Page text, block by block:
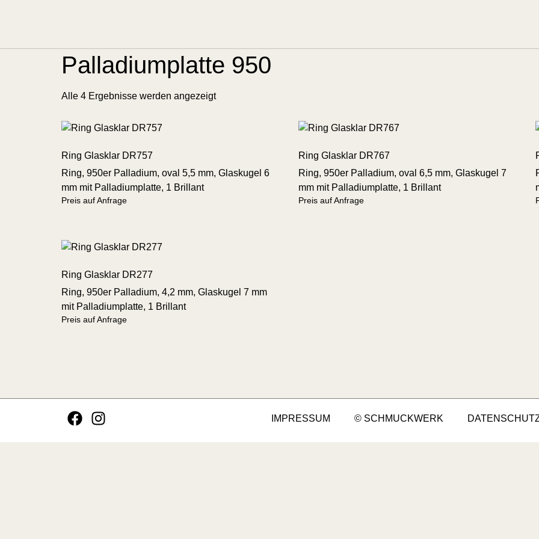
Palladiumplatte 950
Alle 4 Ergebnisse werden angezeigt
Ring Glasklar DR757
Ring, 950er Palladium, oval 5,5 mm, Glaskugel 6
mm mit Palladiumplatte, 1 Brillant
Preis auf Anfrage
Ring Glasklar DR767
Ring, 950er Palladium, oval 6,5 mm, Glaskugel 7
mm mit Palladiumplatte, 1 Brillant
Preis auf Anfrage
Ring Glasklar DR277
Ring, 950er Palladium, 4,2 mm, Glaskugel 7 mm
mit Palladiumplatte, 1 Brillant
Preis auf Anfrage
IMPRESSUM © SCHMUCKWERK